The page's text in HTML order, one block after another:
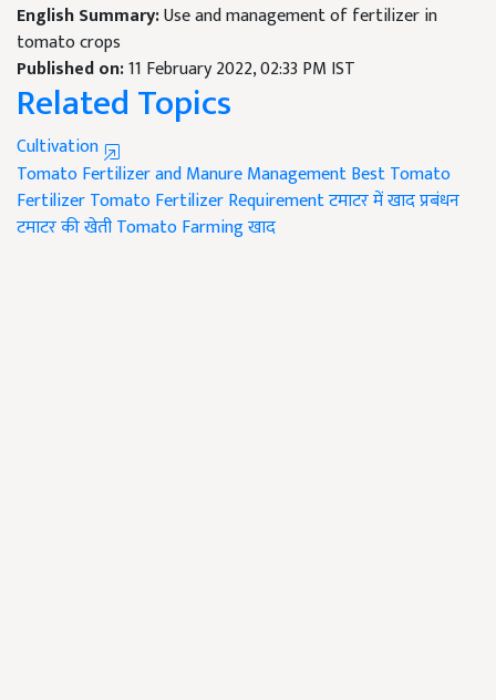
English Summary:Use and management of fertilizer in
tomato crops
Published on:11 February 2022, 02:33 PM IST
Related Topics
Cultivation
Tomato Fertilizer and Manure ManagementBest Tomato
FertilizerTomato Fertilizer Requirementटमाटर में खाद प्रबंधन
टमाटर की खेतीTomato Farmingखाद